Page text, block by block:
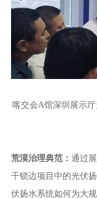
喀交会A馆深圳展示
荒漠治理典范： 通过
干锁边项目中的光伏
伏扬水系统如何为大